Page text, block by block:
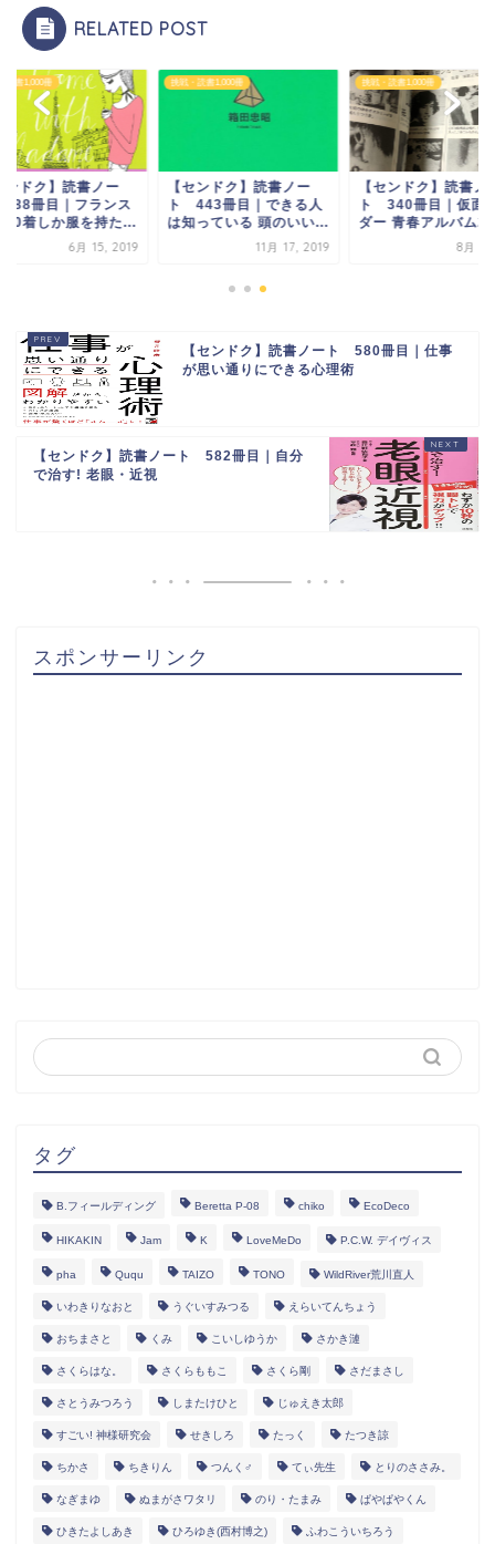
RELATED POST
読書1,000冊
ンドク】読書ノー
冊目｜フランス
10着しか服を持た...
6月 15, 2019
挑戦・読書1,000冊
【センドク】読書ノー
ト 443冊目｜できる人
は知っている 頭のいい...
11月 17, 2019
挑戦・読書1,000冊
【センドク】読書ノ
ト 340冊目｜仮面
ダー 青春アルバム2
8月 6,
【センドク】読書ノート 580冊目｜仕事
が思い通りにできる心理術
【センドク】読書ノート 582冊目｜自分
で治す! 老眼・近視
スポンサーリンク
タグ
B.フィールディング Beretta P-08 chiko EcoDeco
HIKAKIN Jam K LoveMeDo P.C.W. デイヴィス
pha Ququ TAIZO TONO WildRiver荒川直人
いわきりなおと うぐいすみつる えらいてんちょう
おちまさと くみ こいしゆうか さかき漣
さくらはな。 さくらももこ さくら剛 さだまさし
さとうみつろう しまたけひと じゅえき太郎
すごい! 神様研究会 せきしろ たっく たつき諒
ちかさ ちきりん つんく♂ てぃ先生 とりのささみ。
なぎまゆ ぬまがさワタリ のり・たまみ ぱやぱやくん
ひきたよしあき ひろゆき(西村博之) ふわこういちろう